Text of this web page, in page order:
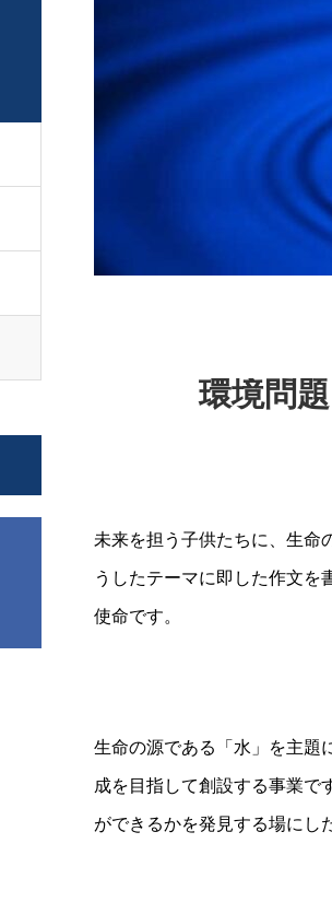
環境問
未来を担う子供たちに、生命
うしたテーマに即した作文を
使命です。
生命の源である「水」を主題
成を目指して創設する事業で
ができるかを発見する場にし